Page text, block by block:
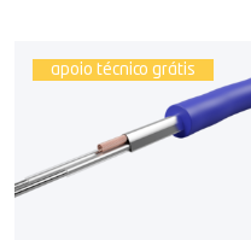
apoio técnico grátis